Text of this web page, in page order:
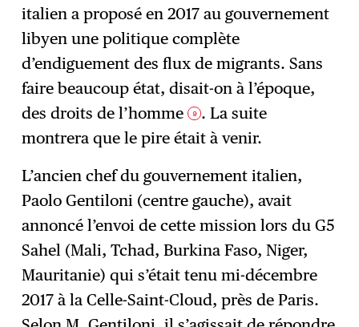
italien a proposé en 2017 au gouvernement
libyen une politique complète
d’endiguement des flux de migrants. Sans
faire beaucoup état, disait-on à l’époque,
des droits de l’homme 9 . La suite
montrera que le pire était à venir.
L’ancien chef du gouvernement italien,
Paolo Gentiloni (centre gauche), avait
annoncé l’envoi de cette mission lors du G5
Sahel (Mali, Tchad, Burkina Faso, Niger,
Mauritanie) qui s’était tenu mi-décembre
2017 à la Celle-Saint-Cloud, près de Paris.